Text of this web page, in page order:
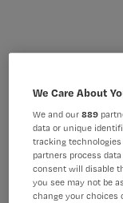
Verpleegkunde
BRANCHE
Instelling/tehuis
PLAATSINGSDATUM
19 maart 2026
We Care About
We and our889
data or unique
tracking
partners process
consent will disable
you see may not be
change your choices